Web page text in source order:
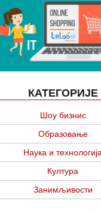
КАТЕГОРИЈЕ
Шоу бизнис
Образовање
Наука и
Култура
Занимљивости